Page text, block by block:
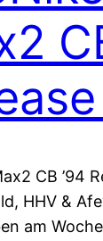
CB ’94
HHV &
am